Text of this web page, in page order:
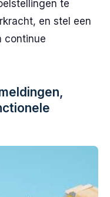
te
en stel een
continue